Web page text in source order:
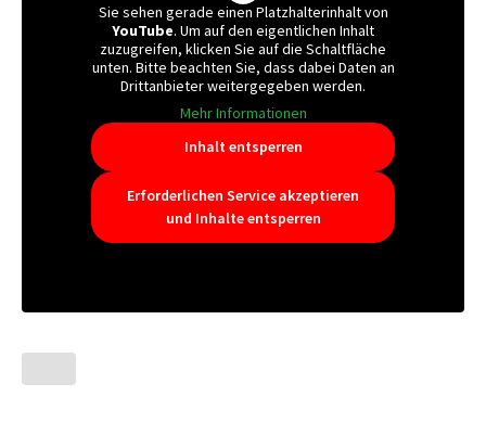
Sie sehen gerade einen Platzhalterinhalt von
YouTube. Um auf den eigentlichen Inhalt
zuzugreifen, klicken Sie auf die Schaltfläche
unten. Bitte beachten Sie, dass dabei Daten an
Drittanbieter weitergegeben werden.
Mehr Informationen
Inhalt entsperren
Erforderlichen Service akzeptieren
und Inhalte entsperren